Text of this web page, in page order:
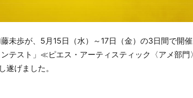
未歩が、5月15日（水）～17日（金）の3日間で開
テスト」≪ピエス・アーティスティック〈アメ部
遂げました。